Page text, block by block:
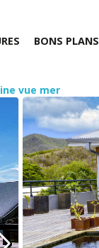
BONS PLANS
vue mer